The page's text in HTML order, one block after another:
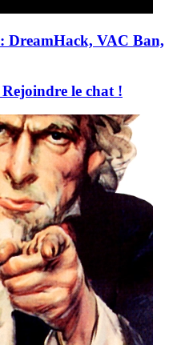
DreamHack, VAC Ban,
le chat !